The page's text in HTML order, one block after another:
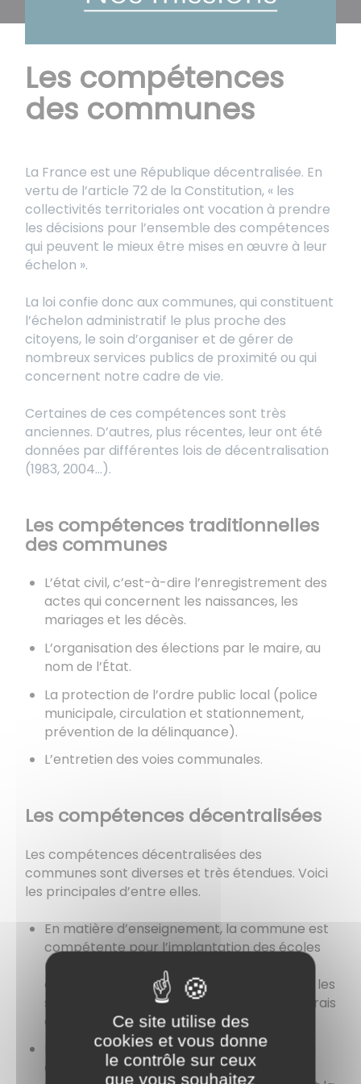
Les compétences
des communes
La France est une République décentralisée. En
vertu de l’article 72 de la Constitution, « les
collectivités territoriales ont vocation à prendre
les décisions pour l’ensemble des compétences
qui peuvent le mieux être mises en œuvre à leur
échelon ».
La loi confie donc aux communes, qui constituent
l’échelon administratif le plus proche des
citoyens, le soin d’organiser et de gérer de
nombreux services publics de proximité ou qui
concernent notre cadre de vie.
Certaines de ces compétences sont très
anciennes. D’autres, plus récentes, leur ont été
données par différentes lois de décentralisation
(1983, 2004…).
Les compétences traditionnelles
des communes
L’état civil, c’est-à-dire l’enregistrement des
actes qui concernent les naissances, les
mariages et les décès.
L’organisation des élections par le maire, au
nom de l’État.
La protection de l’ordre public local (police
municipale, circulation et stationnement,
prévention de la délinquance).
L’entretien des voies communales.
Les compétences décentralisées
Les compétences décentralisées des
communes sont diverses et très étendues. Voici
les principales d’entre elles.
En matière d’enseignement, la commune est
compétente pour l’implantation des écoles
maternelles et primaires et pour leur
entretien. Elle ne prend pas en charge pas les
salaires des enseignants mais assume les frais
de restauration pour les élèves.
Dans le domaine culturel, la commune a la
charge des musées et des bibliothèques
Ce site utilise des
cookies et vous donne
le contrôle sur ceux
que vous souhaitez